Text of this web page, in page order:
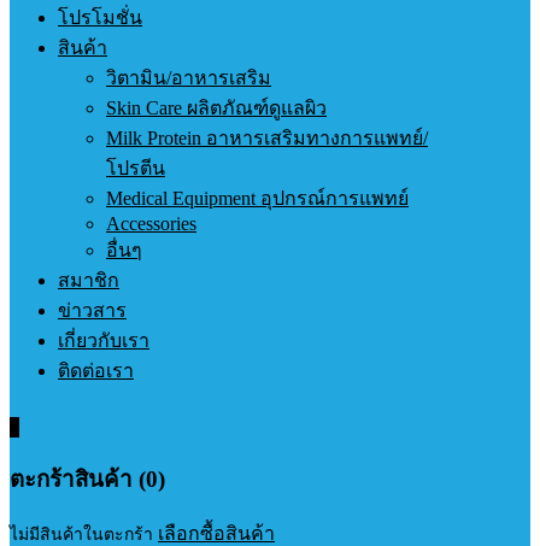
โปรโมชั่น
สินค้า
วิตามิน/อาหารเสริม
Skin Care ผลิตภัณฑ์ดูแลผิว
Milk Protein อาหารเสริมทางการแพทย์/
โปรตีน
Medical Equipment อุปกรณ์การแพทย์
Accessories
อื่นๆ
สมาชิก
ข่าวสาร
เกี่ยวกับเรา
ติดต่อเรา
ตะกร้าสินค้า (0)
ไม่มีสินค้าในตะกร้า เลือกซื้อสินค้า